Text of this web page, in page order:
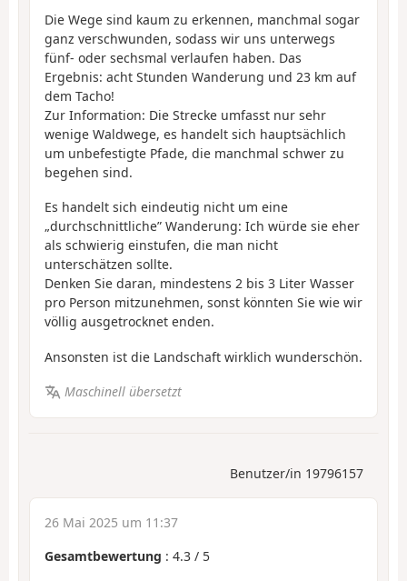
Die Wege sind kaum zu erkennen, manchmal sogar
ganz verschwunden, sodass wir uns unterwegs
fünf- oder sechsmal verlaufen haben. Das
Ergebnis: acht Stunden Wanderung und 23 km auf
dem Tacho!
Zur Information: Die Strecke umfasst nur sehr
wenige Waldwege, es handelt sich hauptsächlich
um unbefestigte Pfade, die manchmal schwer zu
begehen sind.
Es handelt sich eindeutig nicht um eine
„durchschnittliche” Wanderung: Ich würde sie eher
als schwierig einstufen, die man nicht
unterschätzen sollte.
Denken Sie daran, mindestens 2 bis 3 Liter Wasser
pro Person mitzunehmen, sonst könnten Sie wie wir
völlig ausgetrocknet enden.
Ansonsten ist die Landschaft wirklich wunderschön.
Maschinell übersetzt
Benutzer/in 19796157
26 Mai 2025 um 11:37
Gesamtbewertung : 4.3 / 5